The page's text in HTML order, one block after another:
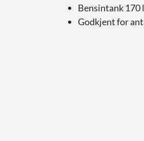
Bensintank 170
Godkjent for